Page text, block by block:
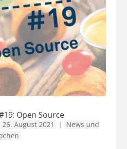
Open Source
26. August 2021 |
News und